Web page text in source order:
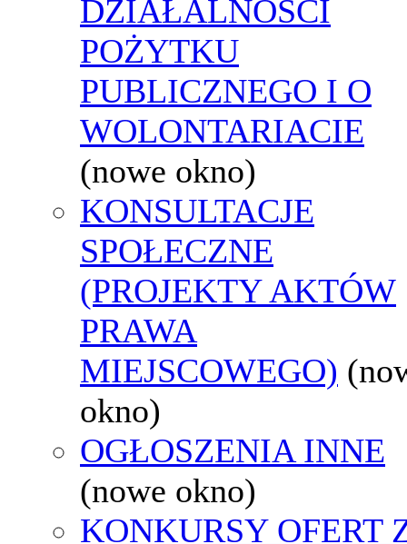
DZIAŁALNOŚCI
POŻYTKU
PUBLICZNEGO I O
WOLONTARIACIE
(nowe okno)
KONSULTACJE
SPOŁECZNE
(PROJEKTY AKTÓW
PRAWA
MIEJSCOWEGO)
okno)
OGŁOSZENIA INNE
(nowe okno)
KONKURSY OFERT